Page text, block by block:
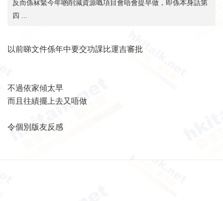
反而係冧緊今年啲削減資源嘅項目會唔會提早做，即係本身話第
四 ...
以前睇文件係年中要交功課比運吉審批
不過依家傾太早
而且往績擺上去又唔做
令個別版友反感